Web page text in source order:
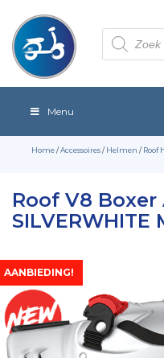
Producten
zoeken
Menu
Home/Accessoires/Helmen /Roof
Roof V8 Boxer
SILVERWHITE
AANBIEDING!